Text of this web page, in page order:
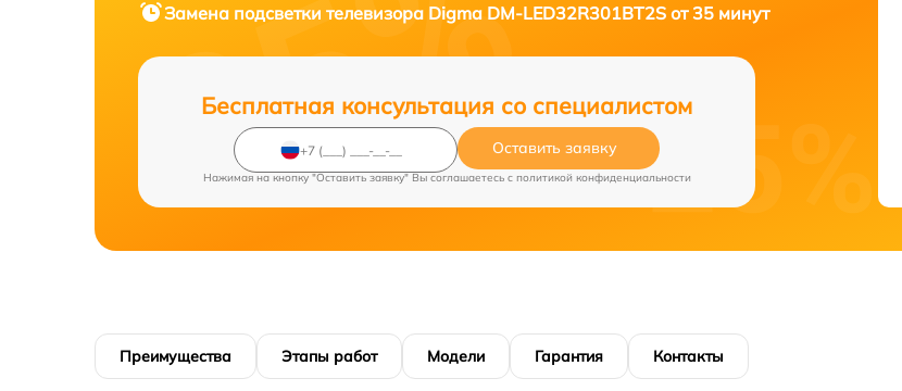
Замена подсветки телевизора Digma DM-LED32R301BT2S от 35 минут
Бесплатная консультация со специалистом
Оставить заявку
Нажимая на кнопку "Оставить заявку" Вы соглашаетесь c политикой конфиденциальности
Преимущества Этапы работ Модели Гарантия Контакты